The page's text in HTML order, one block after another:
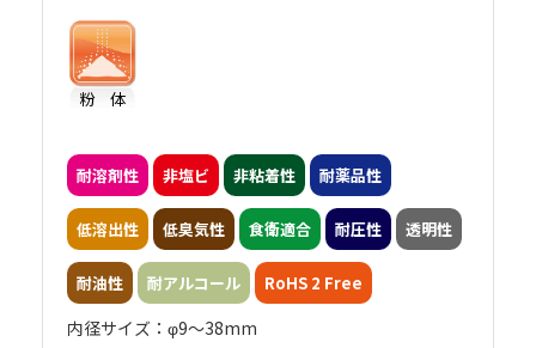
粉 体
耐溶剤性 非塩ビ 非粘着性 耐薬品性
低溶出性 低臭気性 食衛適合 耐圧性 透明性
耐油性 耐アルコール RoHS 2 Free
内径サイズ：φ9～38mm